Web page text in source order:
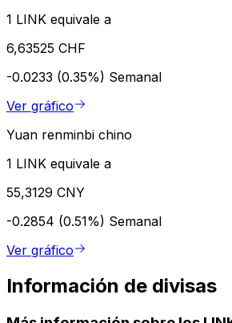
1 LINK equivale a
6,63525 CHF
-0.0233 (0.35%) Semanal
Ver gráfico
Yuan renminbi chino
1 LINK equivale a
55,3129 CNY
-0.2854 (0.51%) Semanal
Ver gráfico
Información de divisas